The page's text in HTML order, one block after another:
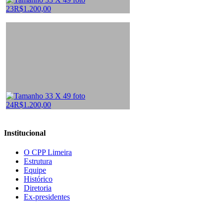
Institucional
O CPP Limeira
Estrutura
Equipe
Histórico
Diretoria
Ex-presidentes